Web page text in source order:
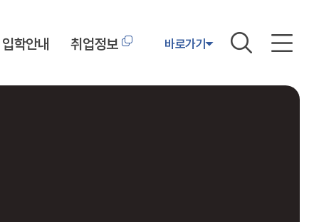
입학안내 취업정보 바로가기